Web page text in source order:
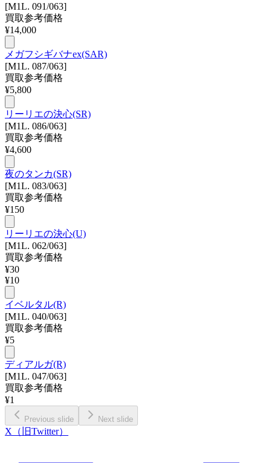
[M1L. 091/063]
買取参考価格
¥14,000
メガフシギバナex(SAR)
[M1L. 087/063]
買取参考価格
¥5,800
リーリエの決心(SR)
[M1L. 086/063]
買取参考価格
¥4,600
夜のタンカ(SR)
[M1L. 083/063]
買取参考価格
¥150
リーリエの決心(U)
[M1L. 062/063]
買取参考価格
¥30
¥10
イベルタル(R)
[M1L. 040/063]
買取参考価格
¥5
ディアルガ(R)
[M1L. 047/063]
買取参考価格
¥1
Previous slide Next slide
X（旧Twitter）